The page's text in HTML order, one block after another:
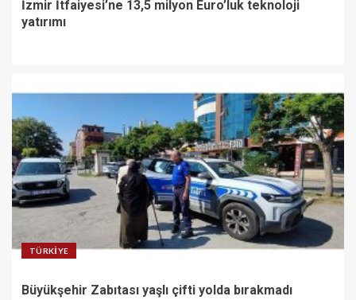
İzmir İtfaiyesi’ne 13,5 milyon Euro’luk teknoloji
yatırımı
TÜRKIYE
Büyükşehir Zabıtası yaşlı çifti yolda bırakmadı